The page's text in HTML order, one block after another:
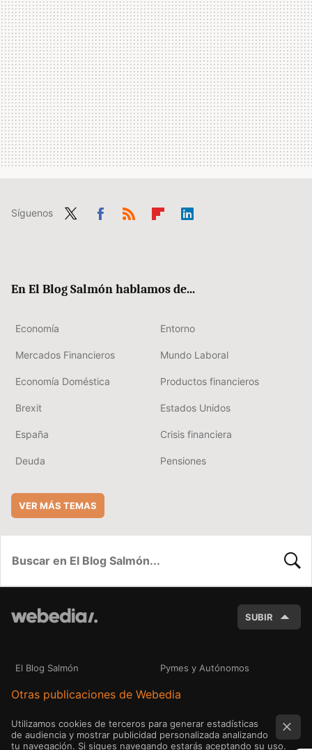
Síguenos
En El Blog Salmón hablamos de...
Economía Entorno
Mercados Financieros Mundo Laboral
Economía Doméstica Productos financieros
Brexit Estados Unidos
España Crisis financiera
Deuda Pensiones
VER MÁS TEMAS
SUBIR
El Blog Salmón Pymes y Autónomos
Otras publicaciones de Webedia
Utilizamos cookies de terceros para generar estadísticas
de audiencia y mostrar publicidad personalizada analizando
tu navegación. Si sigues navegando estarás aceptando su uso.